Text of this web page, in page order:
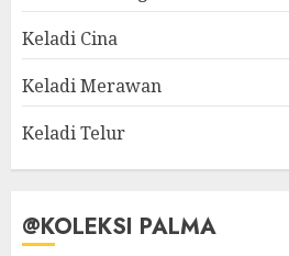
Keladi Cina
Keladi Merawan
Keladi Telur
@KOLEKSI PALMA